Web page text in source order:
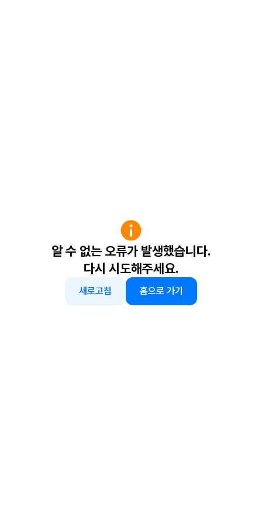
알 수 없는 오류가 발생했습니다.
다시 시도해주세요.
새로고침 홈으로 가기